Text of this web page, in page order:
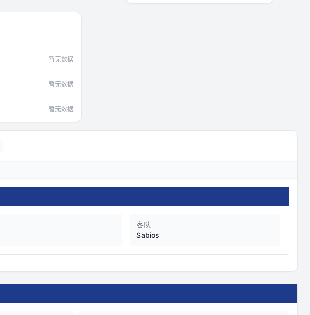
暂无数据
暂无数据
暂无数据
客队
Sabios